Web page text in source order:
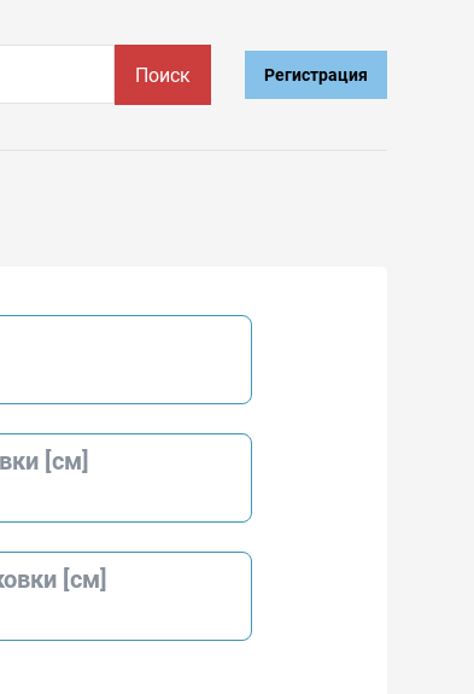
Поиск Регистрация
[см]
[см]